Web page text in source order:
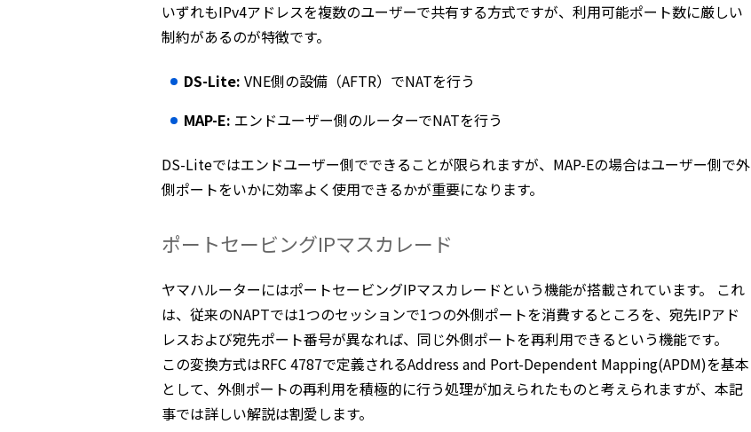
いずれもIPv4アドレスを複数のユーザーで共有する方式ですが、利用可能ポート数に厳しい
制約があるのが特徴です。
DS-Lite: VNE側の設備（AFTR）でNATを行う
MAP-E: エンドユーザー側のルーターでNATを行う
DS-Liteではエンドユーザー側でできることが限られますが、MAP-Eの場合はユーザー側で外
側ポートをいかに効率よく使用できるかが重要になります。
ポートセービングIPマスカレード
ヤマハルーターにはポートセービングIPマスカレードという機能が搭載されています。 これ
は、従来のNAPTでは1つのセッションで1つの外側ポートを消費するところを、宛先IPアド
レスおよび宛先ポート番号が異なれば、同じ外側ポートを再利用できるという機能です。
この変換方式はRFC 4787で定義されるAddress and Port-Dependent Mapping(APDM)を基本
として、外側ポートの再利用を積極的に行う処理が加えられたものと考えられますが、本記
事では詳しい解説は割愛します。